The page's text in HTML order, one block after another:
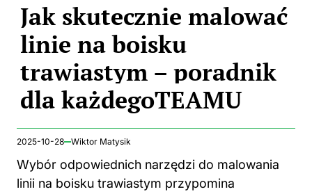
Jak skutecznie malować
linie na boisku
trawiastym – poradnik
dla każdegoTEAMU
2025-10-28 Wiktor Matysik
Wybór odpowiednich narzędzi do malowania
linii na boisku trawiastym przypomina